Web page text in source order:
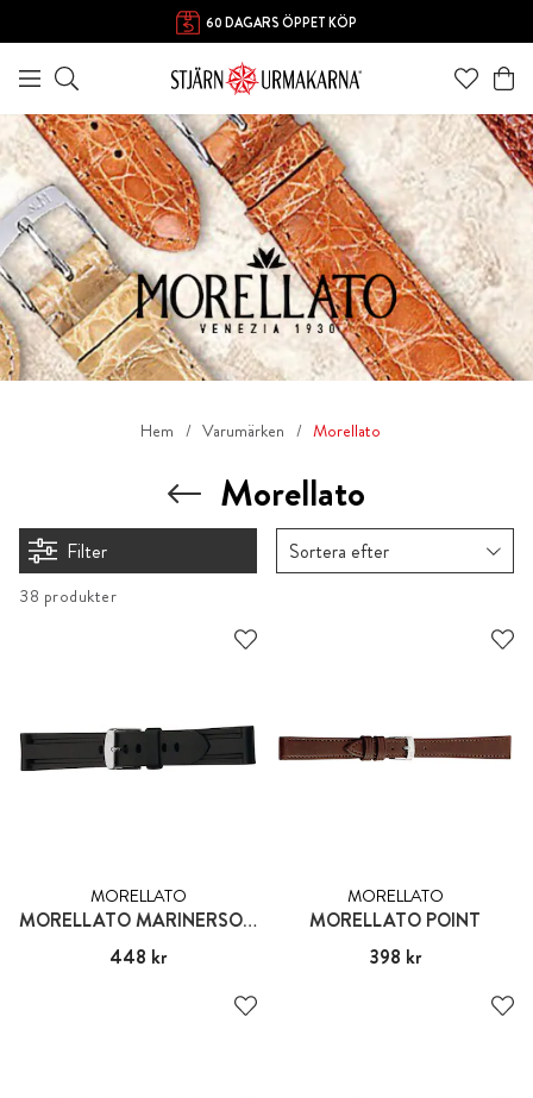
60 DAGARS ÖPPET KÖP
Hem Varumärken Morellato
Morellato
Filter Sortera efter
38 produkter
MORELLATO
MORELLATO MARINERSOFT RUBBER
Pris:448 kr
448 kr
MORELLATO
MORELLATO POINT
Pris:398 kr
398 kr